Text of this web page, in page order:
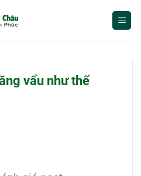
vẩu như thế